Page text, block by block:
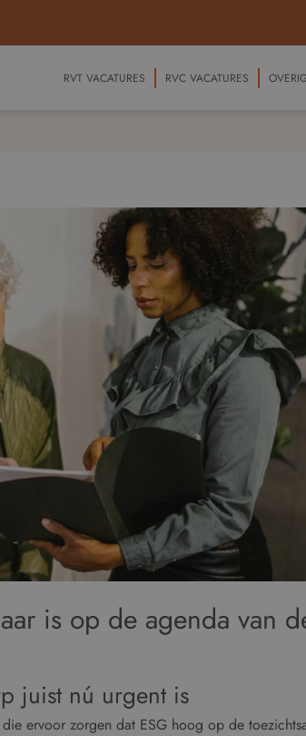
RVT VACATURES RVC VACATURES
is op de agenda van
juist nú urgent is
ervoor zorgen dat ESG hoog op de